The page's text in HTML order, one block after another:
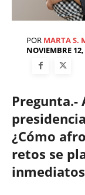
POR MARTA S.
NOVIEMBRE
Pregunta.-
¿Cómo
retos se